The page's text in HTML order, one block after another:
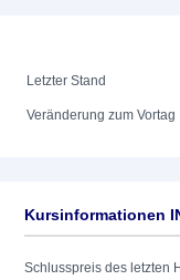
Letzter Stand
Veränderung zum Vortag
Kursinformationen
Schlusspreis des letzten